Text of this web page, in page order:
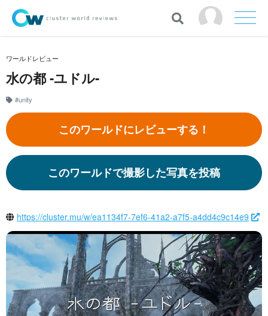
ワールドレビュー
水の都 -ユドル-
#unity
このワールドにレビューする！
このワールドで撮影した写真を投稿
https://cluster.mu/w/ea1134f7-7ef6-41a2-a7f5-a4dd4c9c14e9